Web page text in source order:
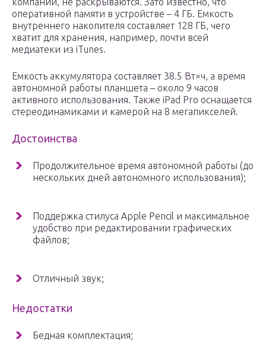
оперативной памяти в устройстве – 4 ГБ. Емкость
внутреннего накопителя составляет 128 ГБ, чего
хватит для хранения, например, почти всей
медиатеки из iTunes.
Емкость аккумулятора составляет 38.5 Вт×ч, а время
автономной работы планшета – около 9 часов
активного использования. Также iPad Pro оснащается
стереодинамиками и камерой на 8 мегапикселей.
Достоинства
Продолжительное время автономной работы (до
нескольких дней автономного использования);
Поддержка стилуса Apple Pencil и максимальное
удобство при редактировании графических
файлов;
Отличный звук;
Недостатки
Бедная комплектация;